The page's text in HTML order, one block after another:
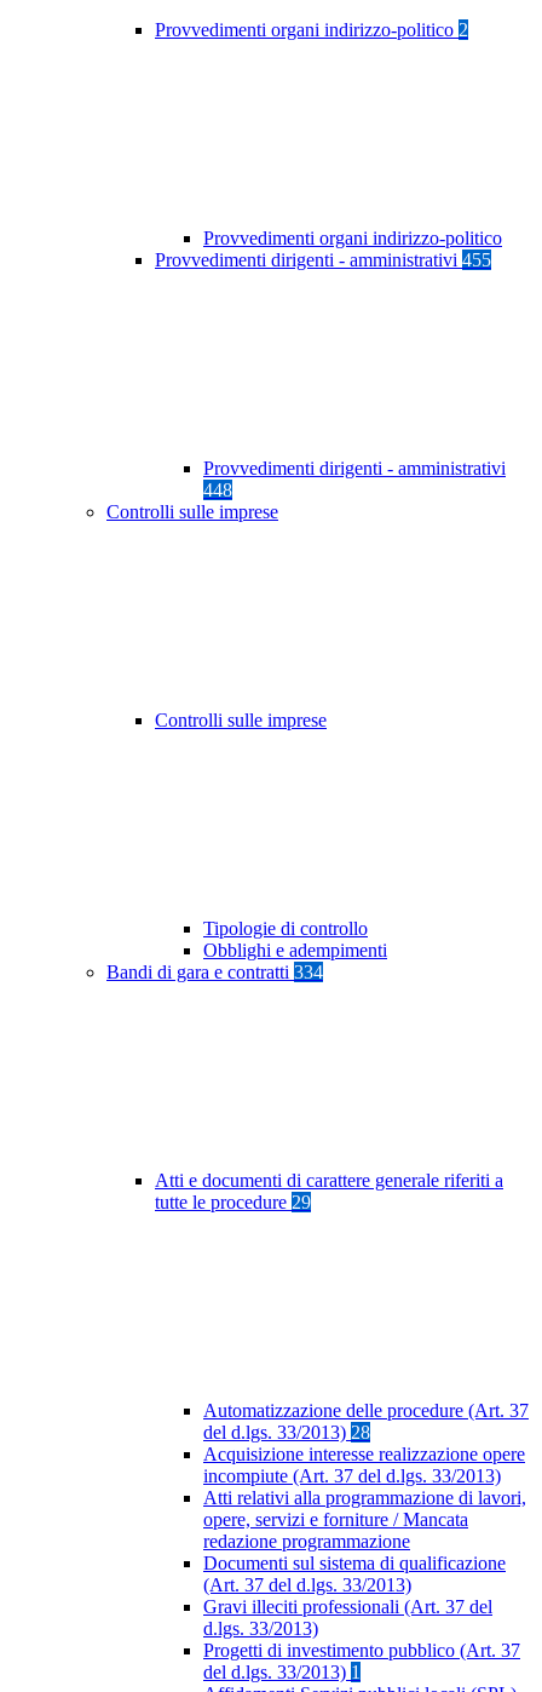
Provvedimenti organi indirizzo-politico 2
Provvedimenti organi indirizzo-politico
Provvedimenti dirigenti - amministrativi 455
Provvedimenti dirigenti - amministrativi
448
Controlli sulle imprese
Controlli sulle imprese
Tipologie di controllo
Obblighi e adempimenti
Bandi di gara e contratti 334
Atti e documenti di carattere generale riferiti a
tutte le procedure 29
Automatizzazione delle procedure (Art. 37
del d.lgs. 33/2013) 28
Acquisizione interesse realizzazione opere
incompiute (Art. 37 del d.lgs. 33/2013)
Atti relativi alla programmazione di lavori,
opere, servizi e forniture / Mancata
redazione programmazione
Documenti sul sistema di qualificazione
(Art. 37 del d.lgs. 33/2013)
Gravi illeciti professionali (Art. 37 del
d.lgs. 33/2013)
Progetti di investimento pubblico (Art. 37
del d.lgs. 33/2013) 1